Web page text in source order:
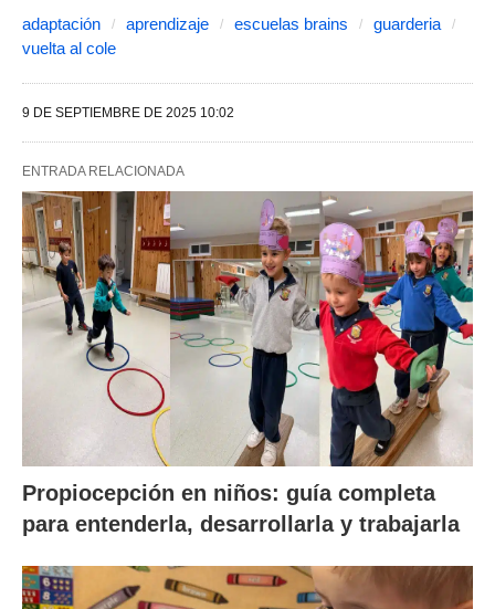
adaptación aprendizaje escuelas brains
guarderia
vuelta al cole
9 DE SEPTIEMBRE DE 2025 10:02
ENTRADA RELACIONADA
Propiocepción en niños: guía completa
para entenderla, desarrollarla y trabajarla